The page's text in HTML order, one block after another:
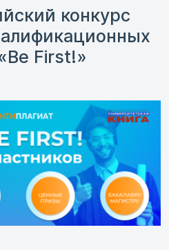
конкурс
First!»